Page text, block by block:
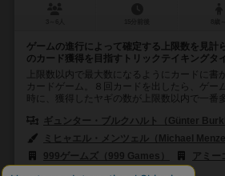
ゲームの進行によって確定する上限数を見計
のカード獲得を目指すトリックテイキングタ
上限数以内で最大数になるようにカードに書
カードゲーム。８回カードを出したら、ゲー
時に、獲得したヤギの数が上限数以内で一番
ギュンター・ブルクハルト（Günter
ミヒャエル・メンツェル（Michael Menzel
999ゲームズ（999 Games）
アミー